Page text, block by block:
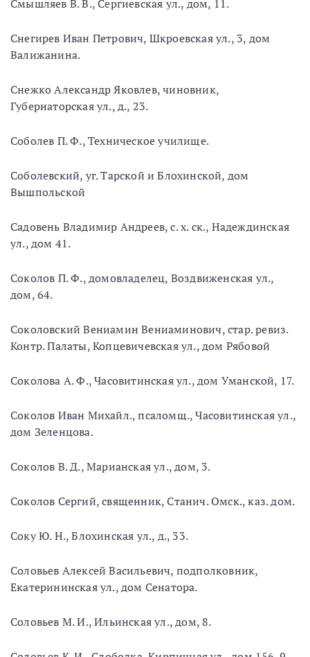
Смышляев В. В., Сергиевская ул., дом, 11.
Снегирев Иван Петрович, Шкроевская ул., 3, дом
Валижанина.
Снежко Александр Яковлев, чиновник,
Губернаторская ул., д., 23.
Соболев П. Ф., Техническое училище.
Соболевский, уг. Тарской и Блохинской, дом
Вышпольской
Садовень Владимир Андреев, с. х. ск., Надеждинская
ул., дом 41.
Соколов П. Ф., домовладелец, Воздвиженская ул.,
дом, 64.
Соколовский Вениамин Вениаминович, стар. ревиз.
Контр. Палаты, Копцевичевская ул., дом Рябовой
Соколова А. Ф., Часовитинская ул., дом Уманской, 17.
Соколов Иван Михайл., псаломщ., Часовитинская ул.,
дом Зеленцова.
Соколов В. Д., Марианская ул., дом, 3.
Соколов Сергий, священник, Станич. Омск., каз. дом.
Соку Ю. Н., Блохинская ул., д., 33.
Соловьев Алексей Васильевич, подполковник,
Екатерининская ул., дом Сенатора.
Соловьев М. И., Ильинская ул., дом, 8.